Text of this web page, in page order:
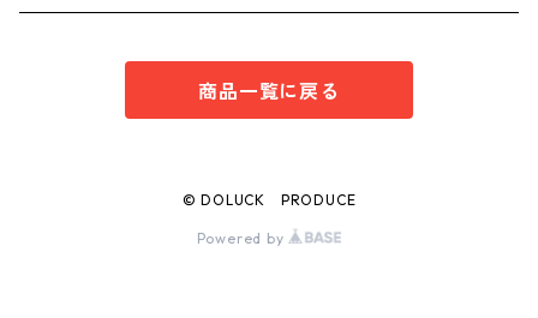
商品一覧に戻る
© DOLUCK PRODUCE
Powered by